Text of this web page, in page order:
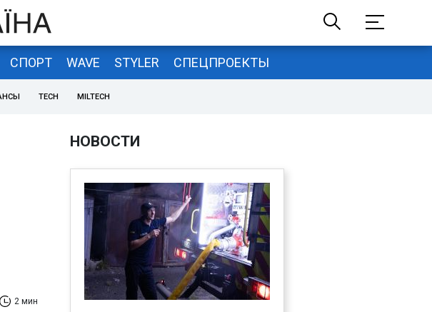
СПОРТ WAVE STYLER СПЕЦПРОЕКТЫ
TECH MILTECH
2 мин
НОВОСТИ